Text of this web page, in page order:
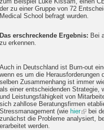
der zu einer Gruppe von 72
Medical School befragt wurden.
Das erschreckende Ergebnis: Bei
zu erkennen.
Auch in Deutschland ist Burn-out
wenn es um die Herausforderungen
selben Zusammenhang ist immer
als einer entscheidenden Strategie,
und Leistungsfähigkeit von
sich zahllose Beratungsfirmen
Stressmanagement (wie hier
bei
zunächst die Probleme analysiert,
erarbeitet werden.